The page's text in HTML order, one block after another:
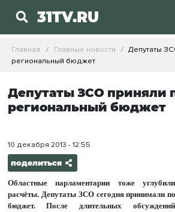
31TV.RU
Главная Главные новости
Депутаты
региональный бюджет
Депутаты ЗСО приняли
региональный бюджет
10 декабря 2013 - 12:55
поделиться
Областные парламентарии тоже
расчёты. Депутаты ЗСО сегодня принимали
бюджет. После длительных